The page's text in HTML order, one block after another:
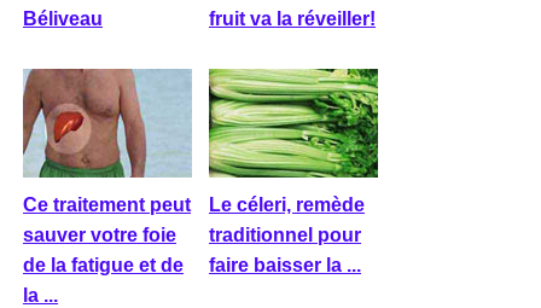
Béliveau
fruit va la réveiller!
Ce traitement peut
sauver votre foie
de la fatigue et de
la ...
Le céleri, remède
traditionnel pour
faire baisser la ...